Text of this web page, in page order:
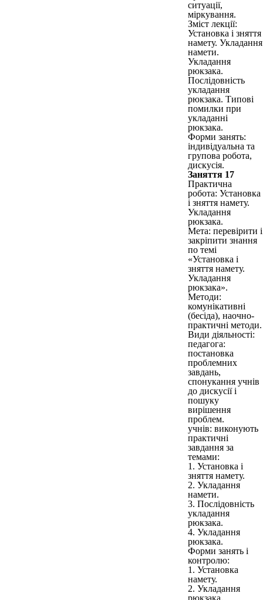
ситуації,
міркування.
Зміст лекції:
Установка і зняття
намету. Укладання
намети.
Укладання
рюкзака.
Послідовність
укладання
рюкзака. Типові
помилки при
укладанні
рюкзака.
Форми занять:
індивідуальна та
групова робота,
дискусія.
Заняття 17
Практична
робота: Установка
і зняття намету.
Укладання
рюкзака.
Мета: перевірити і
закріпити знання
по темі
«Установка і
зняття намету.
Укладання
рюкзака».
Методи:
комунікативні
(бесіда), наочно-
практичні методи.
Види діяльності:
педагога:
постановка
проблемних
завдань,
спонукання учнів
до дискусії і
пошуку
вирішення
проблем.
учнів: виконують
практичні
завдання за
темами:
1. Установка і
зняття намету.
2. Укладання
намети.
3. Послідовність
укладання
рюкзака.
4. Укладання
рюкзака.
Форми занять і
контролю:
1. Установка
намету.
2. Укладання
рюкзака.